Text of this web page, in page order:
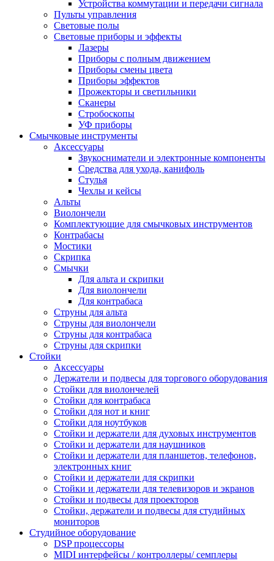
Устройства коммутации и передачи сигнала
Пульты управления
Световые полы
Световые приборы и эффекты
Лазеры
Приборы с полным движением
Приборы смены цвета
Приборы эффектов
Прожекторы и светильники
Сканеры
Стробоскопы
УФ приборы
Смычковые инструменты
Аксессуары
Звукосниматели и электронные компоненты
Средства для ухода, канифоль
Стулья
Чехлы и кейсы
Альты
Виолончели
Комплектующие для смычковых инструментов
Контрабасы
Мостики
Скрипка
Смычки
Для альта и скрипки
Для виолончели
Для контрабаса
Струны для альта
Струны для виолончели
Струны для контрабаса
Струны для скрипки
Стойки
Аксессуары
Держатели и подвесы для торгового оборудования
Стойки для виолончелей
Стойки для контрабаса
Стойки для нот и книг
Стойки для ноутбуков
Стойки и держатели для духовых инструментов
Стойки и держатели для наушников
Стойки и держатели для планшетов, телефонов,
электронных книг
Стойки и держатели для скрипки
Стойки и держатели для телевизоров и экранов
Стойки и подвесы для проекторов
Стойки, держатели и подвесы для студийных
мониторов
Студийное оборудование
DSP процессоры
MIDI интерфейсы / контроллеры/ семплеры